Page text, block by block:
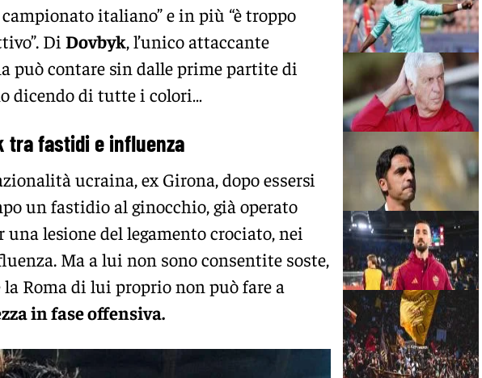
italiano” e in più “è troppo
Di Dovbyk, l’unico attaccante
può contare sin dalle prime partite di
dicendo di tutte i colori…
tra fastidi e influenza
ucraina, ex Girona, dopo essersi
un fastidio al ginocchio, già operato
una lesione del legamento crociato, nei
Ma a lui non sono consentite soste,
la Roma di lui proprio non può fare a
in fase offensiva.